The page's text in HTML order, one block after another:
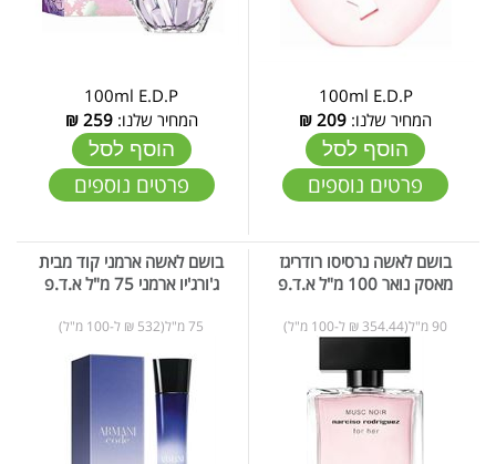
100ml E.D.P
המחיר שלנו: 209
₪
הוסף לסל
פרטים נוספים
100ml E.D.P
המחיר שלנו:259
₪
הוסף לסל
פרטים נוספים
בושם לאשה נרסיסו רודריגז
מאסק נואר 100 מ"ל א.ד.פ
90 מ"ל(354.44 ₪ ל-100 מ"ל)
בושם לאשה ארמני קוד מבית
ג'ורג'יו ארמני 75 מ"ל א.ד.פ
75 מ"ל(532 ₪ ל-100 מ"ל)